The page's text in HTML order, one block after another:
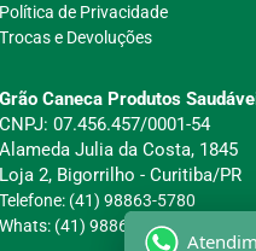
Política de Privacidade
Trocas e Devoluções
Grão Caneca Produtos
CNPJ: 07.456.457/0001-54
Alameda Julia da Costa, 1845
Loja 2, Bigorrilho - Curitiba/PR
Telefone: (41) 98863-5780
Whats: (41) 98863-5780